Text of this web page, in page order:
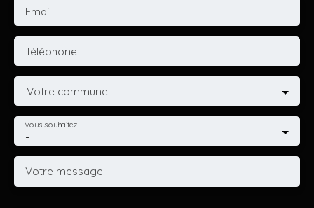
Email
Téléphone
Votre commune
-
Vous souhaitez
Votre message